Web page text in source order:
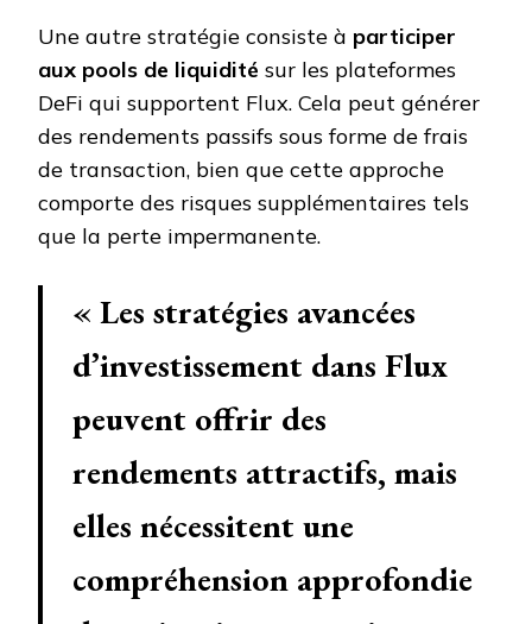
Une autre stratégie consiste à participer
aux pools de liquidité sur les plateformes
DeFi qui supportent Flux. Cela peut générer
des rendements passifs sous forme de frais
de transaction, bien que cette approche
comporte des risques supplémentaires tels
que la perte impermanente.
« Les stratégies avancées
d’investissement dans Flux
peuvent offrir des
rendements attractifs, mais
elles nécessitent une
compréhension approfondie